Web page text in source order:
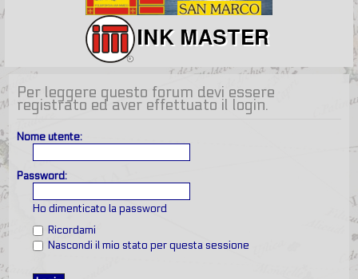
Per leggere questo forum devi essere
registrato ed aver effettuato il login.
Nome utente:
Password:
Ho dimenticato la password
Ricordami
Nascondi il mio stato per questa sessione